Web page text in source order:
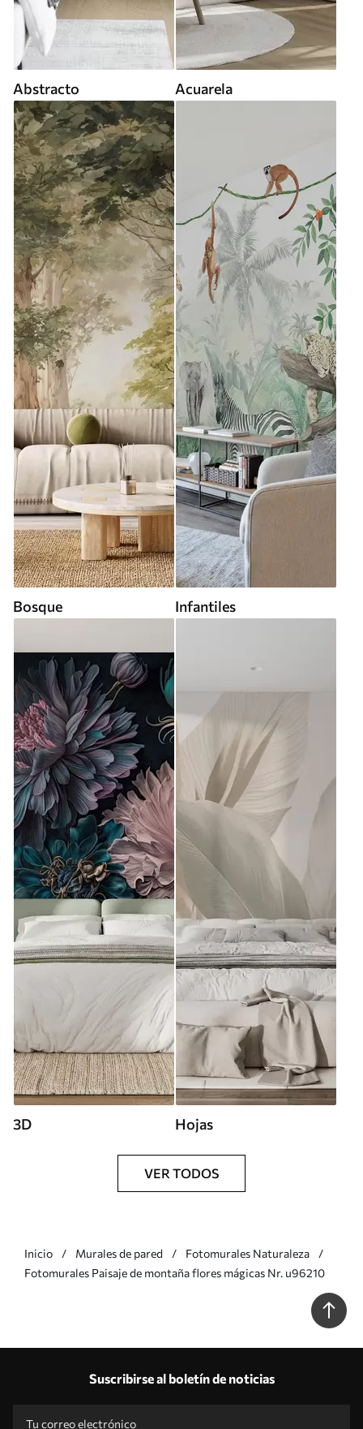
Abstracto Acuarela
Bosque Infantiles
3D Hojas
VER TODOS
Inicio Murales de pared
Fotomurales Naturaleza
Fotomurales Paisaje de montaña flores mágicas Nr. u96210
Suscribirse al boletín de noticias